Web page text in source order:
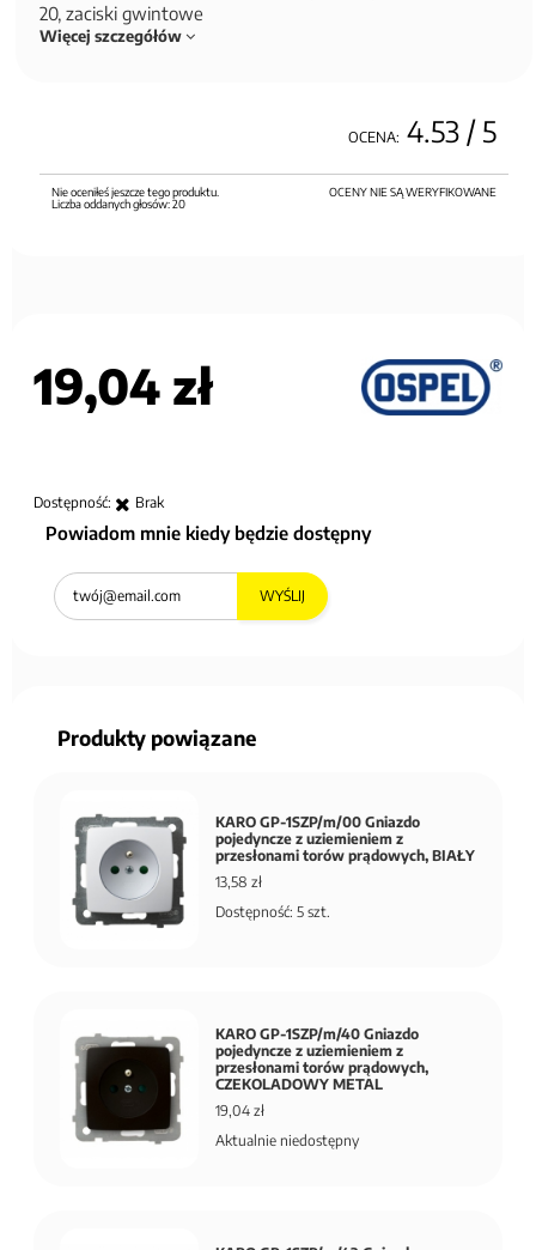
20, zaciski gwintowe
Więcej szczegółów
OCENA: 4.53/ 5
OCENY NIE SĄ WERYFIKOWANE
Nie oceniłeś jeszcze tego produktu.
Liczba oddanych głosów:20
19,04 zł
Dostępność: Brak
Powiadom mnie kiedy będzie dostępny
WYŚLIJ
Produkty powiązane
KARO GP-1SZP/m/00 Gniazdo
pojedyncze z uziemieniem z
przesłonami torów prądowych, BIAŁY
13,58 zł
Dostępność: 5 szt.
KARO GP-1SZP/m/40 Gniazdo
pojedyncze z uziemieniem z
przesłonami torów prądowych,
CZEKOLADOWY METAL
19,04 zł
Aktualnie niedostępny